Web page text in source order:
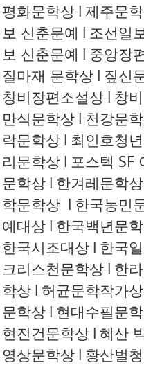
평화문학상 l 제주문
보 신춘문예 l 조선일
보 신춘문예 l 중앙장
질마재 문학상 l 짚신
창비장편소설상 l 창
만식문학상 l 천강문
락문학상 l 최인호청
리문학상 l 포스텍 SF
문학상 l 한겨레문학상
학문학상 l 한국농민
예대상 l 한국백년문
한국시조대상 l 한국
크리스천문학상 l 한
학상 l 허균문학작가상
문학상 l 현대수필문
현진건문학상 l 혜산
영상문학상 l 황산벌